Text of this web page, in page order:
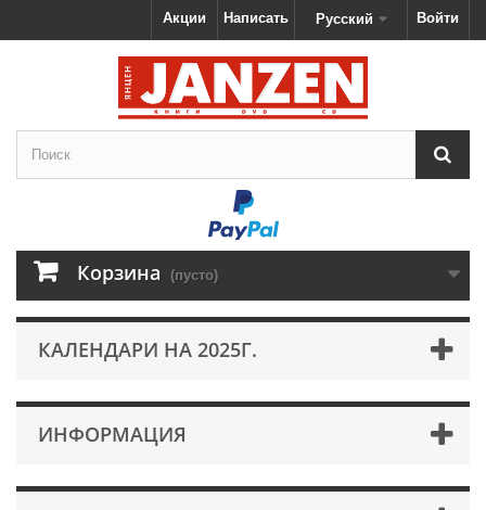
Войти
Русский
Написать
Акции
Корзина (пусто)
КАЛЕНДАРИ НА 2025Г.
ИНФОРМАЦИЯ